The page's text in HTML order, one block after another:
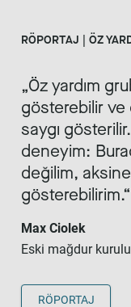
RÖPORTAJ | ÖZ
Öz yardım
gösterebilir ve
saygı
deneyim:
değilim,
gösterebilirim.
Max Ciolek
Eski mağdur
RÖPORTAJ